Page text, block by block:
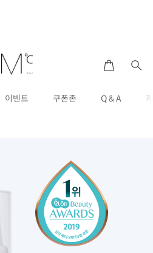
이벤트 쿠폰존 Q & A